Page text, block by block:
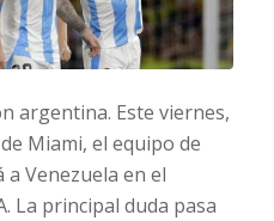
argentina. Este viernes,
Miami, el equipo de
Venezuela en el
La principal duda pasa